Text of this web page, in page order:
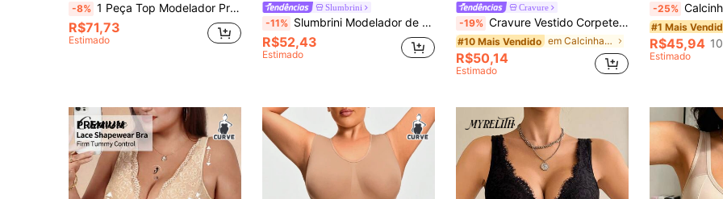
-8% 1 Peça Top Modelador Preto Sem Costura Plus Size para Mulheres, Modelador Corporal Esculpidor Leve com Cinta para Abdômen Plano
R$71,73
Estimado
Slumbrini
-11% Slumbrini Modelador de Cintura com Fechamento Frontal Plus Size, Sutiã de Renda Sexy com Fechamento Frontal, Sutiã-Corselet sem Arame e Sem Enchimento, Modelador Slim para Mulheres
R$52,43
Estimado
Cravure
-19% Cravure Vestido Corpete Sem Costura Sem Mangas em Cor de Pele Tamanhos Grandes
#10 Mais Vendido em Calcinhas modeladoras plus size
R$50,14
Estimado
-25% Calcinha modeladora de cintura alta sem
#1 Mais
R$45,94
Estimado